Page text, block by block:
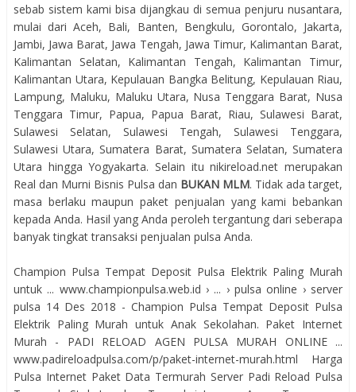
sebab sistem kami bisa dijangkau di semua penjuru nusantara,
mulai dari Aceh, Bali, Banten, Bengkulu, Gorontalo, Jakarta,
Jambi, Jawa Barat, Jawa Tengah, Jawa Timur, Kalimantan Barat,
Kalimantan Selatan, Kalimantan Tengah, Kalimantan Timur,
Kalimantan Utara, Kepulauan Bangka Belitung, Kepulauan Riau,
Lampung, Maluku, Maluku Utara, Nusa Tenggara Barat, Nusa
Tenggara Timur, Papua, Papua Barat, Riau, Sulawesi Barat,
Sulawesi Selatan, Sulawesi Tengah, Sulawesi Tenggara,
Sulawesi Utara, Sumatera Barat, Sumatera Selatan, Sumatera
Utara hingga Yogyakarta. Selain itu nikireload.net merupakan
Real dan Murni Bisnis Pulsa dan BUKAN MLM. Tidak ada target,
masa berlaku maupun paket penjualan yang kami bebankan
kepada Anda. Hasil yang Anda peroleh tergantung dari seberapa
banyak tingkat transaksi penjualan pulsa Anda.
Champion Pulsa Tempat Deposit Pulsa Elektrik Paling Murah
untuk ... www.championpulsa.web.id › ... › pulsa online › server
pulsa 14 Des 2018 - Champion Pulsa Tempat Deposit Pulsa
Elektrik Paling Murah untuk Anak Sekolahan. Paket Internet
Murah - PADI RELOAD AGEN PULSA MURAH ONLINE ...
www.padireloadpulsa.com/p/paket-internet-murah.html Harga
Pulsa Internet Paket Data Termurah Server Padi Reload Pulsa